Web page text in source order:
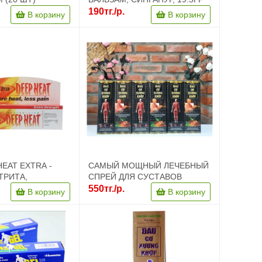
В корзину 190тг./р. В корзину
EXTRA -
БОЛИ В
ГР. ВЬЕТНАМ.
В корзину
САМЫЙ МОЩНЫЙ ЛЕЧЕБНЫЙ
СПРЕЙ ДЛЯ СУСТАВОВ
550тг./р. В корзину